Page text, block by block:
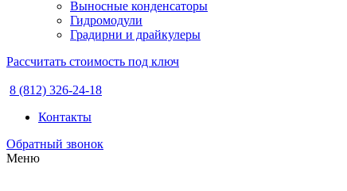
Выносные конденсаторы
Гидромодули
Градирни и драйкулеры
Рассчитать стоимость под ключ
8 (812) 326-24-18
Контакты
Обратный звонок
Меню